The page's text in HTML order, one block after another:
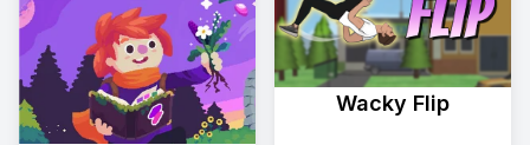
Wacky Flip